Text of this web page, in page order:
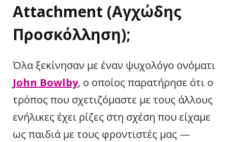
Attachment (Αγχώδης
Προσκόλληση);
Όλα ξεκίνησαν με έναν ψυχολόγο ονόματι
John Bowlby, ο οποίος παρατήρησε ότι ο
τρόπος που σχετιζόμαστε με τους άλλους
ενήλικες έχει ρίζες στη σχέση που είχαμε
ως παιδιά με τους φροντιστές μας —